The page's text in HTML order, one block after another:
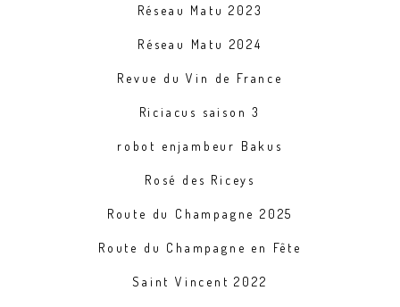
Réseau Matu 2023
Réseau Matu 2024
Revue du Vin de France
Riciacus saison 3
robot enjambeur Bakus
Rosé des Riceys
Route du Champagne 2025
Route du Champagne en Fête
Saint Vincent 2022